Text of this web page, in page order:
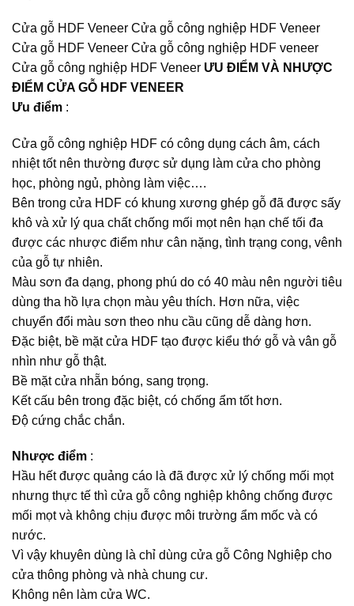
Cửa gỗ HDF Veneer Cửa gỗ công nghiệp HDF Veneer
Cửa gỗ HDF Veneer Cửa gỗ công nghiệp HDF veneer
Cửa gỗ công nghiệp HDF Veneer ƯU ĐIỂM VÀ NHƯỢC
ĐIỂM CỬA GỖ HDF VENEER
Ưu điểm :
Cửa gỗ công nghiệp HDF có công dụng cách âm, cách
nhiệt tốt nên thường được sử dụng làm cửa cho phòng
học, phòng ngủ, phòng làm việc….
Bên trong cửa HDF có khung xương ghép gỗ đã được sấy
khô và xử lý qua chất chống mối mọt nên hạn chế tối đa
được các nhược điểm như cân nặng, tình trạng cong, vênh
của gỗ tự nhiên.
Màu sơn đa dạng, phong phú do có 40 màu nên người tiêu
dùng tha hồ lựa chọn màu yêu thích. Hơn nữa, việc
chuyển đổi màu sơn theo nhu cầu cũng dễ dàng hơn.
Đặc biệt, bề mặt cửa HDF tạo được kiểu thớ gỗ và vân gỗ
nhìn như gỗ thật.
Bề mặt cửa nhẵn bóng, sang trọng.
Kết cấu bên trong đặc biệt, có chống ẩm tốt hơn.
Độ cứng chắc chắn.
Nhược điểm :
Hầu hết được quảng cáo là đã được xử lý chống mối mọt
nhưng thực tế thì cửa gỗ công nghiệp không chống được
mối mọt và không chịu được môi trường ẩm mốc và có
nước.
Vì vậy khuyên dùng là chỉ dùng cửa gỗ Công Nghiệp cho
cửa thông phòng và nhà chung cư.
Không nên làm cửa WC.